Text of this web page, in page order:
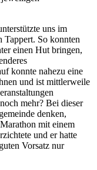
uns im
Tappert. So konnten
einen Hut bringen,
konnte nahezu eine
und ist mittlerweile
mehr? Bei dieser
denken,
mit einem
und er hatte
Vorsatz nur